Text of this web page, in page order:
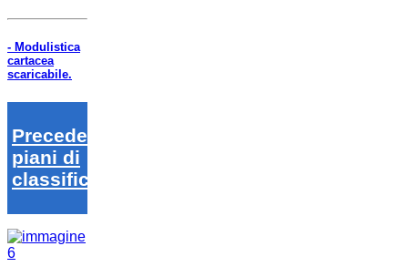
- Modulistica
cartacea
scaricabile.
Precedenti
piani di
classifica